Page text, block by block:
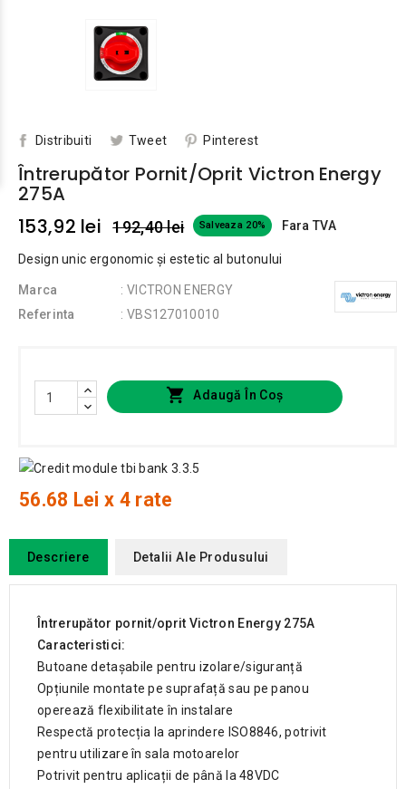
Distribuiti Tweet Pinterest
Întrerupător Pornit/oprit Victron Energy
275A
153,92 lei
192,40 lei Salveaza 20% Fara TVA
Design unic ergonomic și estetic al butonului
Marca
: VICTRON ENERGY
Referinta
: VBS127010010
 Adaugă În Coș
56.68 Lei x 4 rate
Descriere Detalii Ale Produsului
Întrerupător pornit/oprit Victron Energy 275A
Caracteristici:
Butoane detașabile pentru izolare/siguranță
Opțiunile montate pe suprafață sau pe panou
operează flexibilitate în instalare
Respectă protecția la aprindere ISO8846, potrivit
pentru utilizare în sala motoarelor
Potrivit pentru aplicații de până la 48VDC